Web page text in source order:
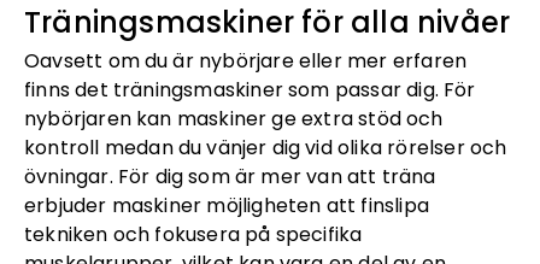
Träningsmaskiner för alla nivåer
Oavsett om du är nybörjare eller mer erfaren
finns det träningsmaskiner som passar dig. För
nybörjaren kan maskiner ge extra stöd och
kontroll medan du vänjer dig vid olika rörelser och
övningar. För dig som är mer van att träna
erbjuder maskiner möjligheten att finslipa
tekniken och fokusera på specifika